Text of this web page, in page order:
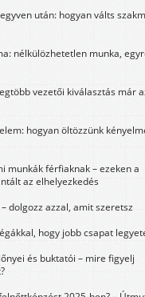
után: hogyan válts
nélkülözhetetlen munka,
vezetői kiválasztás már
hogyan öltözzünk
munkák férfiaknak – ezeken a
az elhelyezkedés
dolgozz azzal, amit szeretsz
hogy jobb csapat
és buktatói – mire figyelj